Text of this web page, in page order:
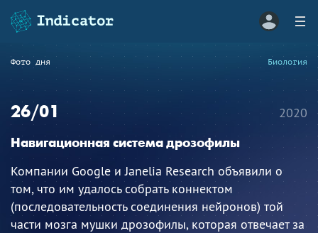
Фото дня Биология
26/01
Навигационная система дрозофилы
Компании Google и Janelia Research объявили о
том, что им удалось собрать коннектом
(последовательность соединения нейронов) той
части мозга мушки дрозофилы, которая отвечает за
2020